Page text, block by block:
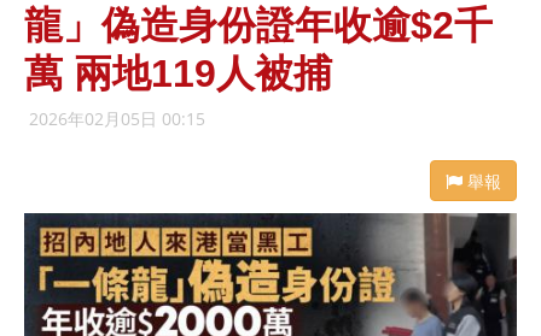
龍」偽造身份證年收逾$2千
萬 兩地119人被捕
2026年02月05日 00:15
舉報